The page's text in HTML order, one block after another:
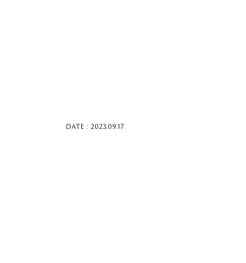
DATE : 2023.09.17